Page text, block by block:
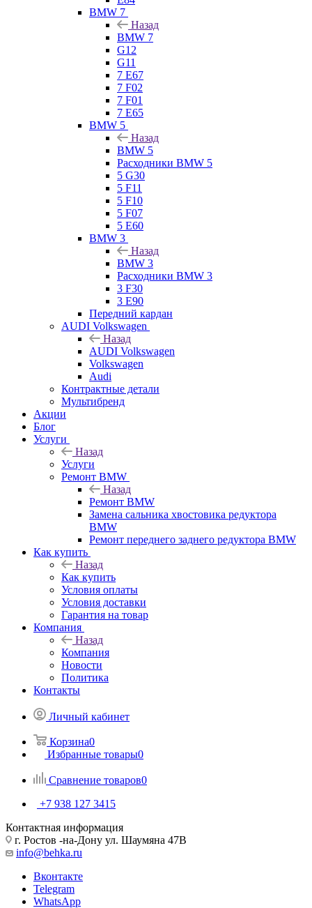
BMW 7
Назад
BMW 7
G12
G11
7 Е67
7 F02
7 F01
7 E65
BMW 5
Назад
BMW 5
Расходники BMW 5
5 G30
5 F11
5 F10
5 F07
5 E60
BMW 3
Назад
BMW 3
Расходники BMW 3
3 F30
3 E90
Передний кардан
AUDI Volkswagen
Назад
AUDI Volkswagen
Volkswagen
Audi
Контрактные детали
Мультибренд
Акции
Блог
Услуги
Назад
Услуги
Ремонт BMW
Назад
Ремонт BMW
Замена сальника хвостовика редуктора
BMW
Ремонт переднего заднего редуктора BMW
Как купить
Назад
Как купить
Условия оплаты
Условия доставки
Гарантия на товар
Компания
Назад
Компания
Новости
Политика
Контакты
Личный кабинет
Корзина0
Избранные товары0
Сравнение товаров0
+7 938 127 3415
Контактная информация
г. Ростов -на-Дону ул. Шаумяна 47В
info@behka.ru
Вконтакте
Telegram
WhatsApp